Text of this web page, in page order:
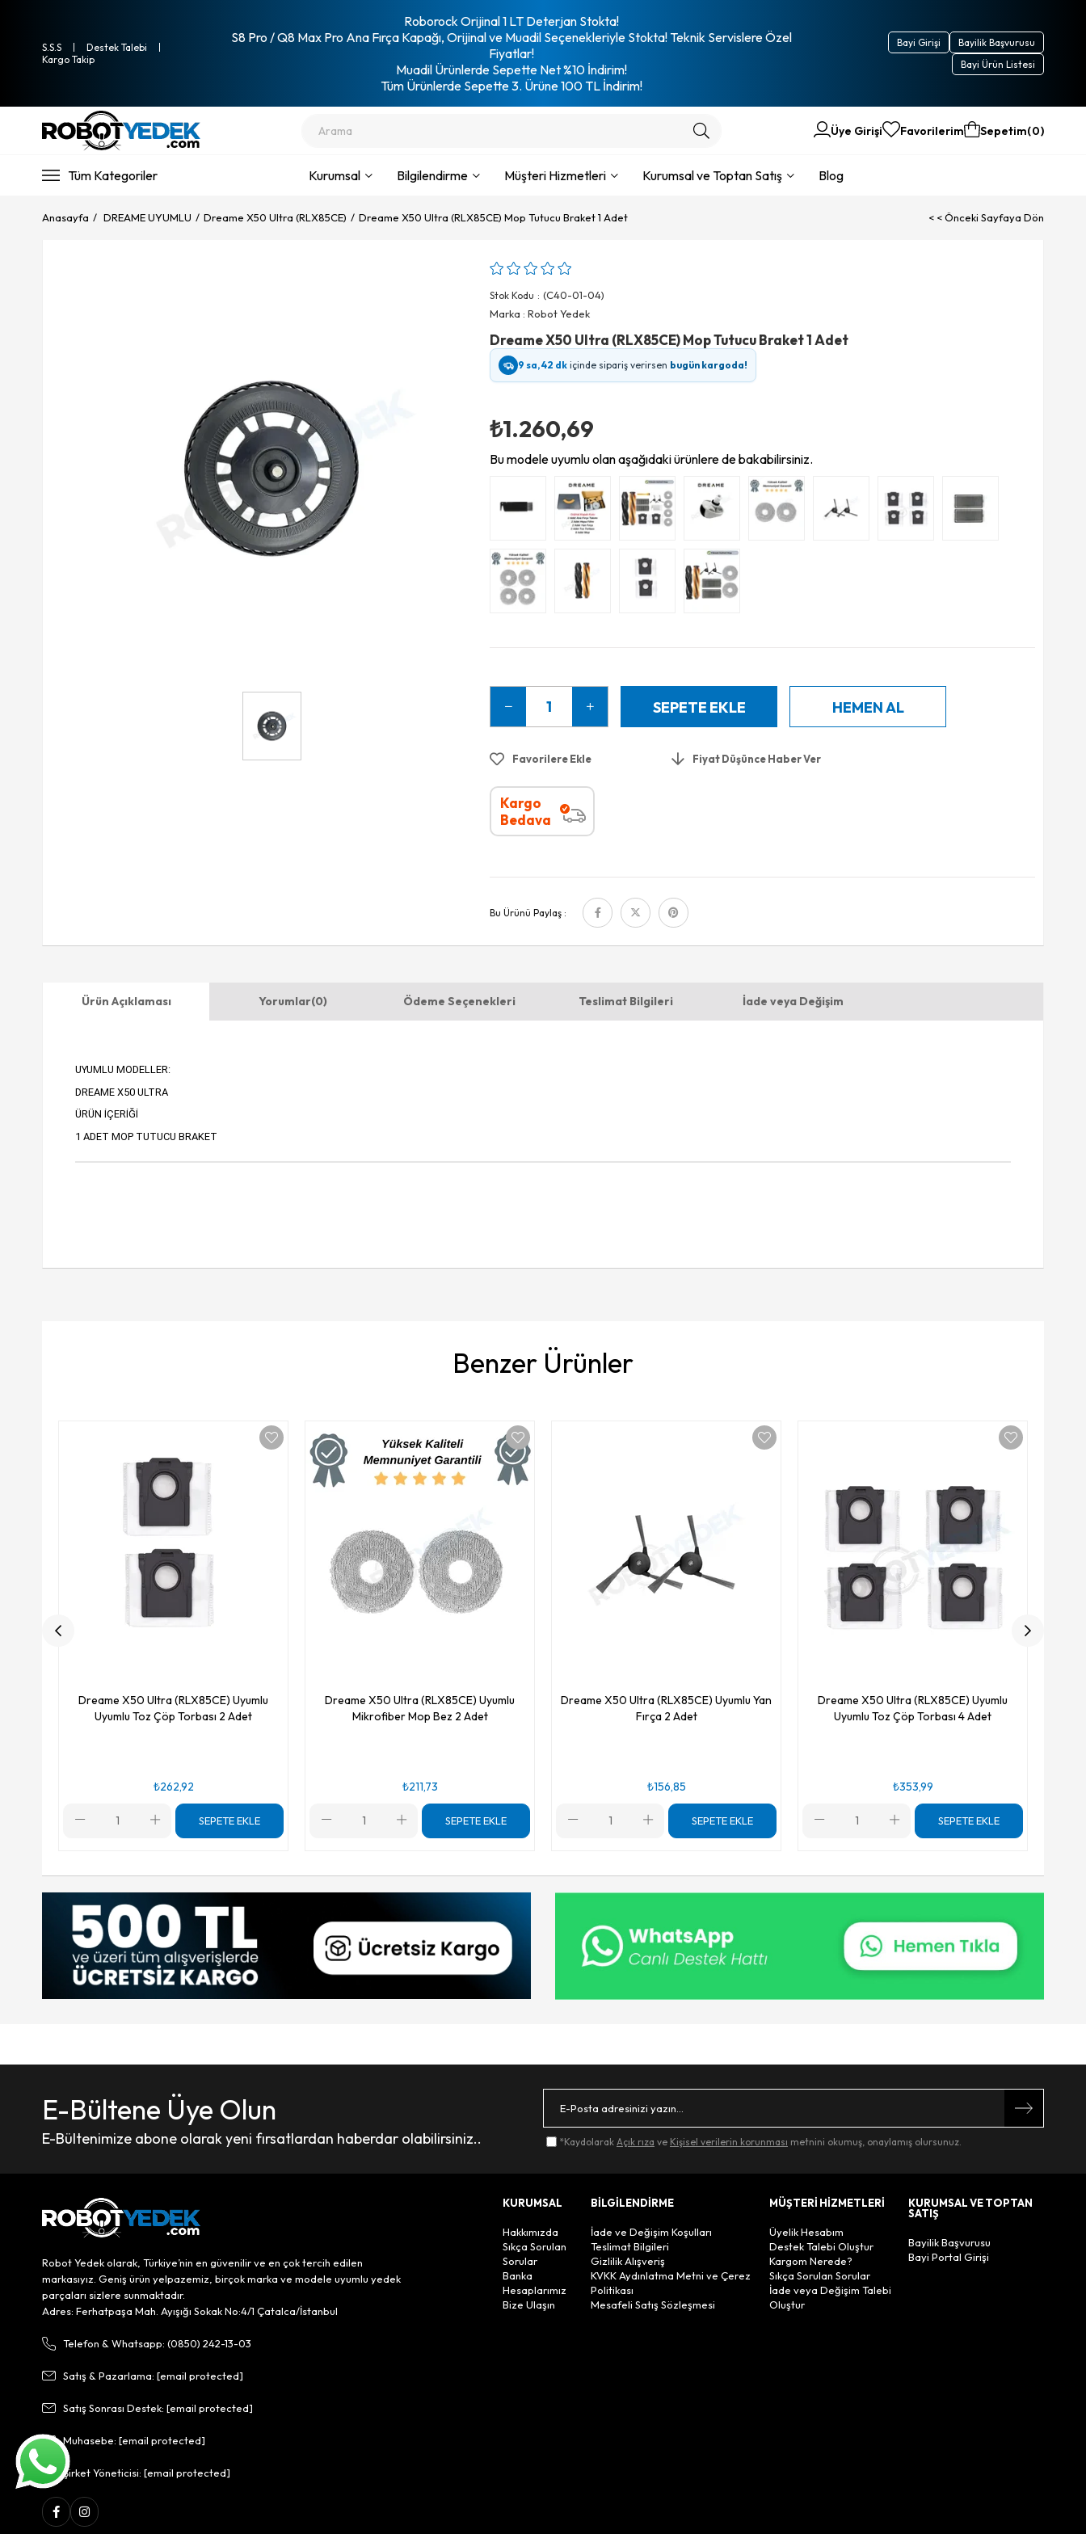
S.S.S
Destek Talebi
Kargo Takip
Roborock Orijinal 1 LT Deterjan Stokta!
S8 Pro / Q8 Max Pro Ana Fırça Kapağı, Orijinal ve Muadil Seçenekleriyle Stokta! Teknik Servislere Özel
Fiyatlar!
Muadil Ürünlerde Sepette Net %10 İndirim!
Tüm Ürünlerde Sepette 3. Ürüne 100 TL İndirim!
Bayilik Başvurusu
Bayi Girişi
Bayi Ürün Listesi
Üye Girişi Favorilerim Sepetim 0
Tüm Kategoriler Kurumsal Bilgilendirme Müşteri Hizmetleri Kurumsal ve Toptan Satış Blog
Anasayfa DREAME UYUMLU Dreame X50 Ultra (RLX85CE) Dreame X50 Ultra (RLX85CE) Mop Tutucu Braket 1 Adet < < Önceki Sayfaya Dön
Stok Kodu
(C40-01-04)
Marka : Robot Yedek
Dreame X50 Ultra (RLX85CE) Mop Tutucu Braket 1 Adet
9 sa, 42 dk içinde sipariş verirsen bugün kargoda!
₺1.260,69
Bu modele uyumlu olan aşağıdaki ürünlere de bakabilirsiniz.
Favorilere Ekle Fiyat Düşünce Haber Ver
Kargo
Bedava
Bu Ürünü Paylaş :
Ürün Açıklaması Yorumlar(0) Ödeme Seçenekleri Teslimat Bilgileri İade veya Değişim
UYUMLU MODELLER:
DREAME X50 ULTRA
ÜRÜN İÇERİĞİ
1 ADET MOP TUTUCU BRAKET
Benzer Ürünler
Dreame X50 Ultra (RLX85CE) Uyumlu
Uyumlu Toz Çöp Torbası 2 Adet
₺262,92
SEPETE EKLE
Dreame X50 Ultra (RLX85CE) Uyumlu
Mikrofiber Mop Bez 2 Adet
₺211,73
SEPETE EKLE
Dreame X50 Ultra (RLX85CE) Uyumlu Yan
Fırça 2 Adet
₺156,85
SEPETE EKLE
Dreame X50 Ultra (RLX85CE) Uyumlu
Uyumlu Toz Çöp Torbası 4 Adet
₺353,99
SEPETE EKLE
E-Bültene Üye Olun
E-Bültenimize abone olarak yeni fırsatlardan haberdar olabilirsiniz.. *Kaydolarak Açık rıza ve Kişisel verilerin korunması metnini okumuş, onaylamış olursunuz.
Robot Yedek olarak, Türkiye’nin en güvenilir ve en çok tercih edilen
markasıyız. Geniş ürün yelpazemiz, birçok marka ve modele uyumlu yedek
parçaları sizlere sunmaktadır.
Adres: Ferhatpaşa Mah. Ayışığı Sokak No:4/1 Çatalca/İstanbul
Telefon & Whatsapp: (0850) 242-13-03
Satış & Pazarlama: [email protected]
Satış Sonrası Destek: [email protected]
Muhasebe: [email protected]
Şirket Yöneticisi: [email protected]
KURUMSAL
Hakkımızda
Sıkça Sorulan
Sorular
Banka
Hesaplarımız
Bize Ulaşın
BİLGİLENDİRME
İade ve Değişim Koşulları
Teslimat Bilgileri
Gizlilik Alışveriş
KVKK Aydınlatma Metni ve Çerez
Politikası
Mesafeli Satış Sözleşmesi
MÜŞTERİ HİZMETLERİ
Üyelik Hesabım
Destek Talebi Oluştur
Kargom Nerede?
Sıkça Sorulan Sorular
İade veya Değişim Talebi
Oluştur
KURUMSAL VE TOPTAN
SATIŞ
Bayilik Başvurusu
Bayi Portal Girişi